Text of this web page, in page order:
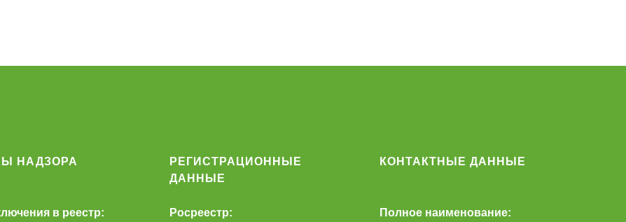
РЕГИСТРАЦИОННЫЕ
ДАННЫЕ
Росреестр:
НАДЗОРА
в реестр:
КОНТАКТНЫЕ ДАННЫЕ
Полное наименование: